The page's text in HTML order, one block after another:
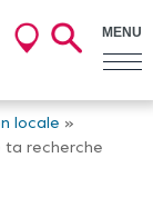
MENU
locale »
ta recherche